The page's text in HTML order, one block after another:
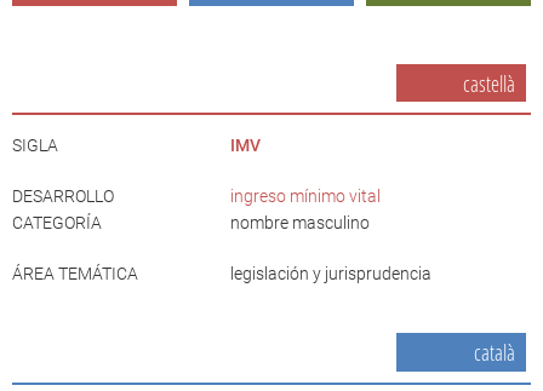
castellà
SIGLA IMV
DESARROLLO
ingreso mínimo vital
CATEGORÍA
nombre masculino
ÁREA TEMÁTICA legislación y jurisprudencia
català